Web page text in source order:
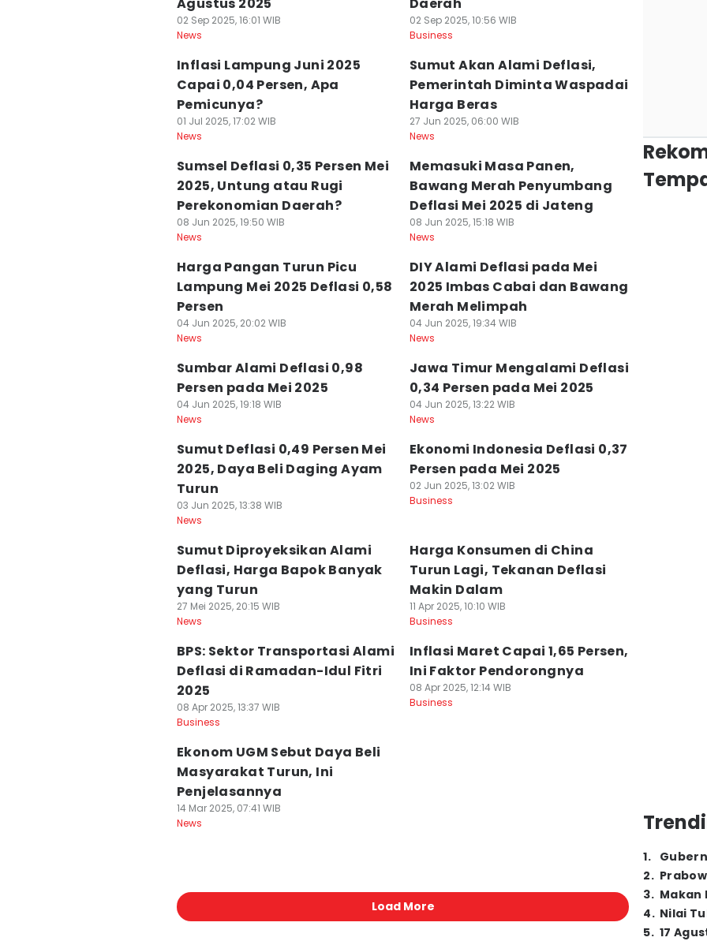
02 Sep 2025, 16:01 WIB
News
02 Sep 2025, 10:56 WIB
Business
Inflasi Lampung Juni 2025
Capai 0,04 Persen, Apa
Pemicunya?
01 Jul 2025, 17:02 WIB
News
Sumut Akan Alami Deflasi,
Pemerintah Diminta Waspadai
Harga Beras
27 Jun 2025, 06:00 WIB
News
Sumsel Deflasi 0,35 Persen Mei
2025, Untung atau Rugi
Perekonomian Daerah?
08 Jun 2025, 19:50 WIB
News
Memasuki Masa Panen,
Bawang Merah Penyumbang
Deflasi Mei 2025 di Jateng
08 Jun 2025, 15:18 WIB
News
Harga Pangan Turun Picu
Lampung Mei 2025 Deflasi 0,58
Persen
04 Jun 2025, 20:02 WIB
News
DIY Alami Deflasi pada Mei
2025 Imbas Cabai dan Bawang
Merah Melimpah
04 Jun 2025, 19:34 WIB
News
Sumbar Alami Deflasi 0,98
Persen pada Mei 2025
04 Jun 2025, 19:18 WIB
News
Jawa Timur Mengalami Deflasi
0,34 Persen pada Mei 2025
04 Jun 2025, 13:22 WIB
News
Sumut Deflasi 0,49 Persen Mei
2025, Daya Beli Daging Ayam
Turun
03 Jun 2025, 13:38 WIB
News
Ekonomi Indonesia Deflasi 0,37
Persen pada Mei 2025
02 Jun 2025, 13:02 WIB
Business
Sumut Diproyeksikan Alami
Deflasi, Harga Bapok Banyak
yang Turun
27 Mei 2025, 20:15 WIB
News
Harga Konsumen di China
Turun Lagi, Tekanan Deflasi
Makin Dalam
11 Apr 2025, 10:10 WIB
Business
BPS: Sektor Transportasi Alami
Deflasi di Ramadan-Idul Fitri
2025
08 Apr 2025, 13:37 WIB
Business
Inflasi Maret Capai 1,65 Persen,
Ini Faktor Pendorongnya
08 Apr 2025, 12:14 WIB
Business
Ekonom UGM Sebut Daya Beli
Masyarakat Turun, Ini
Penjelasannya
14 Mar 2025, 07:41 WIB
News
Load More
1.
2.
3. Makan
4. Nilai
5. 17